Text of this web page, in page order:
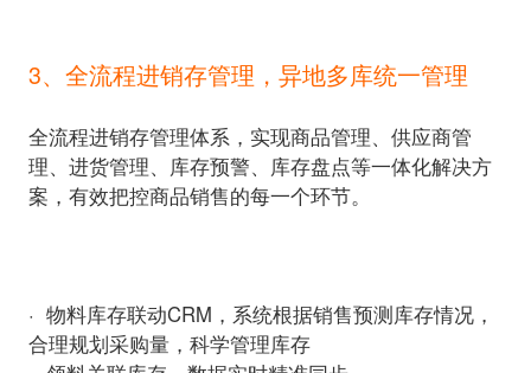
3、全流程进销存管理，异地多库统一管理
全流程进销存管理体系，实现商品管理、供应商管
理、进货管理、库存预警、库存盘点等一体化解决方
案，有效把控商品销售的每一个环节。
· 物料库存联动CRM，系统根据销售预测库存情况，
合理规划采购量，科学管理库存